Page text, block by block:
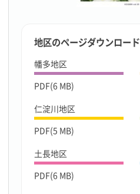
地区のページダウンロード
幡多地区
PDF(6 MB)
仁淀川地区
PDF(5 MB)
土長地区
PDF(6 MB)